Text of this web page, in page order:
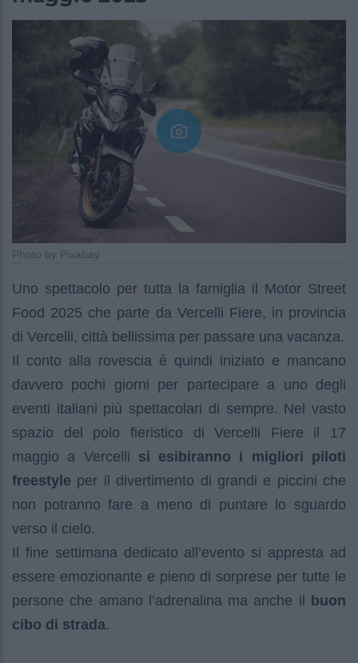
Photo by Pixabay
Uno spettacolo per tutta la famiglia il Motor Street
Food 2025 che parte da Vercelli Fiere, in provincia
di Vercelli, città bellissima per passare una vacanza.
Il conto alla rovescia è quindi iniziato e mancano
davvero pochi giorni per partecipare a uno degli
eventi italiani più spettacolari di sempre. Nel vasto
spazio del polo fieristico di Vercelli Fiere il 17
maggio a Vercelli si esibiranno i migliori piloti
freestyle per il divertimento di grandi e piccini che
non potranno fare a meno di puntare lo sguardo
verso il cielo.
Il fine settimana dedicato all’evento si appresta ad
essere emozionante e pieno di sorprese per tutte le
persone che amano l’adrenalina ma anche il buon
cibo di strada.